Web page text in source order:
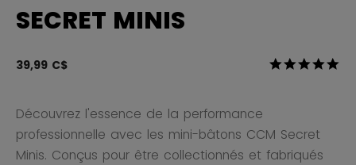
SECRET MINIS
39,99 C$ 4,4 sur 5
Découvrez l'essence de la performance
professionnelle avec les mini-bâtons CCM Secret
Minis. Conçus pour être collectionnés et fabriqués